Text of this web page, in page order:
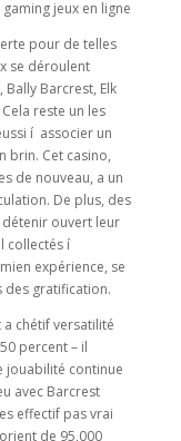
pour de telles
se déroulent
Bally Barcrest, Elk
reste un les
í associer un
brin. Cet casino,
de nouveau, a un
De plus, des
ouvert leur
collectés í
expérience, se
des gratification.
a chétif versatilité
percent – il
jouabilité continue
avec Barcrest
effectif pas vrai
de 95,000